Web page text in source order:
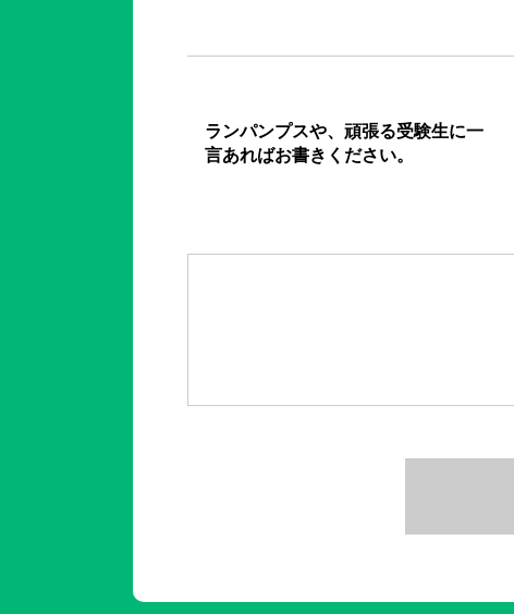
ランパンプスや、頑張る受験生に一
言あればお書きください。